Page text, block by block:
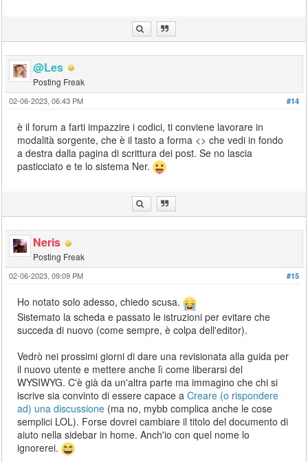
@Les
Posting Freak
#14
02-06-2023, 06:43 PM
è il forum a farti impazzire i codici, ti conviene lavorare in
modalità sorgente, che è il tasto a forma <> che vedi in fondo
a destra dalla pagina di scrittura dei post. Se no lascia
pasticciato e te lo sistema Ner.
Neris
Posting Freak
#15
02-06-2023, 09:09 PM
Ho notato solo adesso, chiedo scusa.
Sistemato la scheda e passato le istruzioni per evitare che
succeda di nuovo (come sempre, è colpa dell'editor).
Vedrò nei prossimi giorni di dare una revisionata alla guida per
il nuovo utente e mettere anche lì come liberarsi del
WYSIWYG. C'è già da un'altra parte ma immagino che chi si
iscrive sia convinto di essere capace aCreare (o rispondere
ad) una discussione (ma no, mybb complica anche le cose
semplici LOL). Forse dovrei cambiare il titolo del documento di
aiuto nella sidebar in home. Anch'io con quel nome lo
ignorerei.